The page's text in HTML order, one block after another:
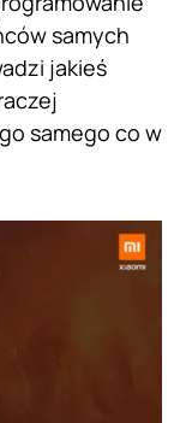
samych
jakieś
samego co w